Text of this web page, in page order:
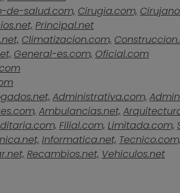
de-salud.com, Cirugia.com,
Principal.net
Climatizacion.com,
General-es.com, Oficial.com
Administrativa.com,
Ambulancias.net,
Filial.com, Limitada.com,
Informatica.net, Tecnico.com,
Recambios.net, Vehiculos.net